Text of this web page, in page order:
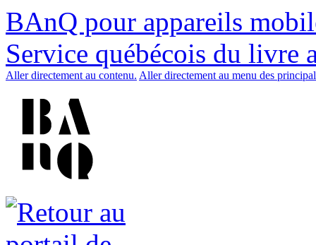
BAnQ pour appareils
Service québécois du livre
Aller directement au contenu. Aller directement au menu des